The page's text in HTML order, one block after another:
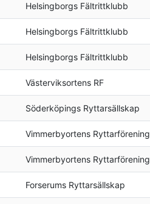
Helsingborgs Fältrittklubb
Helsingborgs Fältrittklubb
Helsingborgs Fältrittklubb
Västerviksortens RF
Söderköpings Ryttarsällskap
Vimmerbyortens Ryttarförening
Vimmerbyortens Ryttarförening
Forserums Ryttarsällskap